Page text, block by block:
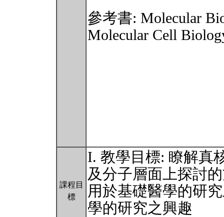
參考書: Molecular
Molecular Cell
課程目
標
I. 教學目標: 瞭解真
及分子層面上探討
用於基礎醫學的研
學的研究之興趣